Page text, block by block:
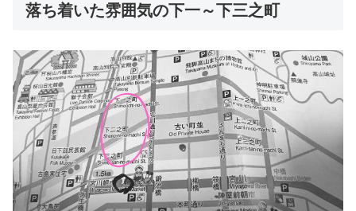
落ち着いた雰囲気の下一～下三之町